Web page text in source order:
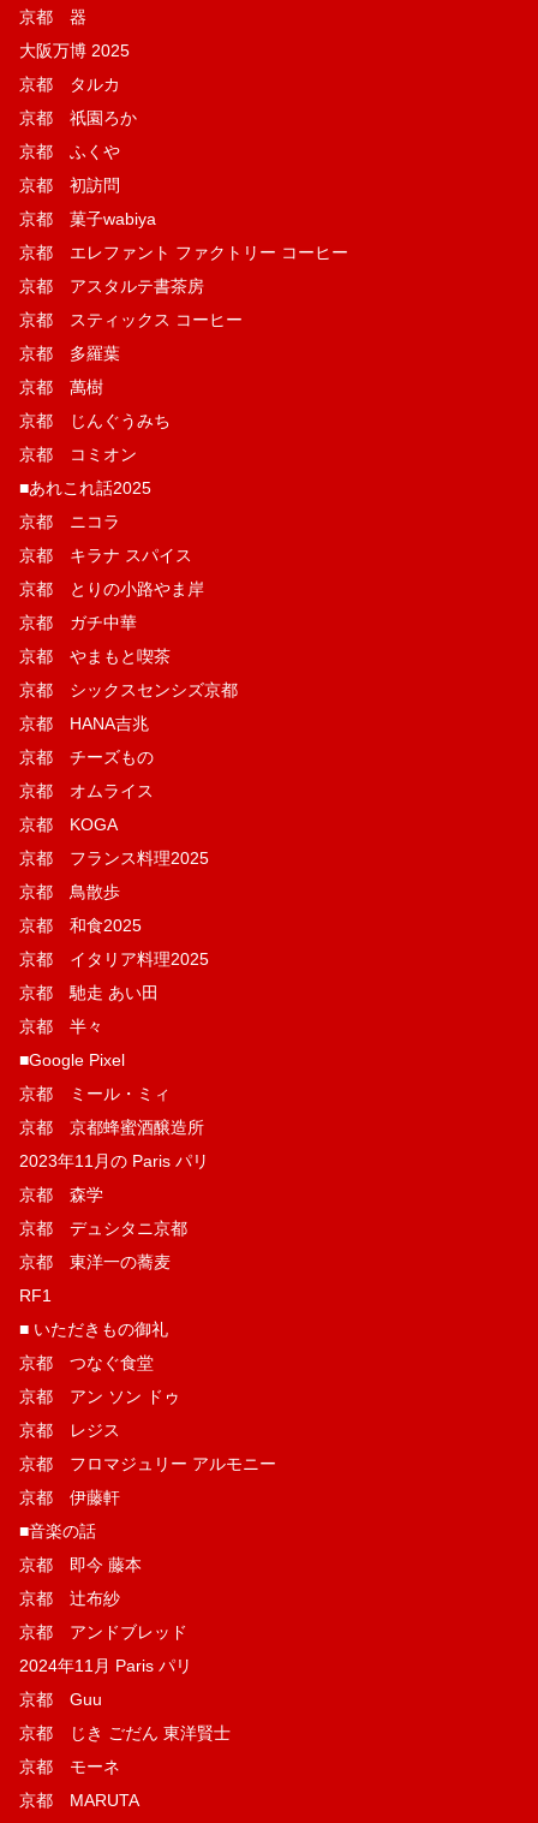
京都 器
大阪万博 2025
京都 タルカ
京都 祇園ろか
京都 ふくや
京都 初訪問
京都 菓子wabiya
京都 エレファント ファクトリー コーヒー
京都 アスタルテ書茶房
京都 スティックス コーヒー
京都 多羅葉
京都 萬樹
京都 じんぐうみち
京都 コミオン
■あれこれ話2025
京都 ニコラ
京都 キラナ スパイス
京都 とりの小路やま岸
京都 ガチ中華
京都 やまもと喫茶
京都 シックスセンシズ京都
京都 HANA吉兆
京都 チーズもの
京都 オムライス
京都 KOGA
京都 フランス料理2025
京都 鳥散歩
京都 和食2025
京都 イタリア料理2025
京都 馳走 あい田
京都 半々
■Google Pixel
京都 ミール・ミィ
京都 京都蜂蜜酒醸造所
2023年11月の Paris パリ
京都 森学
京都 デュシタニ京都
京都 東洋一の蕎麦
RF1
■ いただきもの御礼
京都 つなぐ食堂
京都 アン ソン ドゥ
京都 レジス
京都 フロマジュリー アルモニー
京都 伊藤軒
■音楽の話
京都 即今 藤本
京都 辻布紗
京都 アンドブレッド
2024年11月 Paris パリ
京都 Guu
京都 じき ごだん 東洋賢士
京都 モーネ
京都 MARUTA